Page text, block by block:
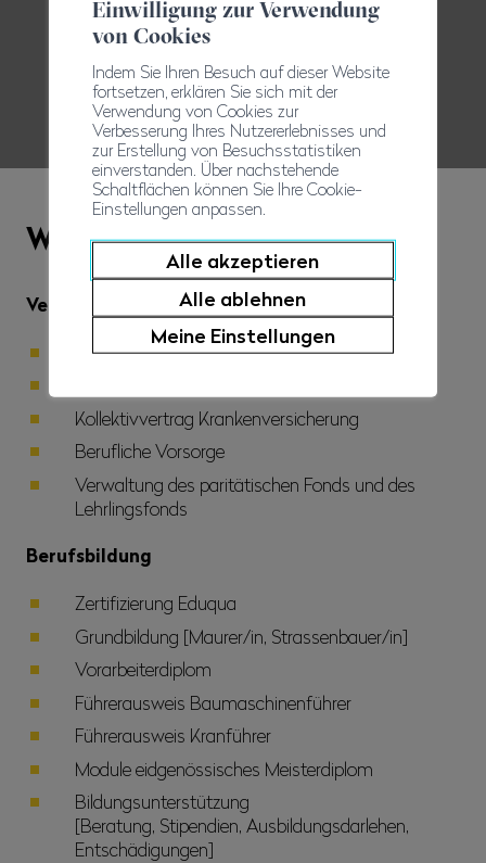
103
Angestellte Lehrer und Experten
Wichtigste Leistungen
Verwaltung
Familienzulagen
Kollektivvertrag Krankenversicherung
Berufliche Vorsorge
Verwaltung des paritätischen Fonds und des
Lehrlingsfonds
Berufsbildung
Zertifizierung Eduqua
Grundbildung [Maurer/in, Strassenbauer/in]
Vorarbeiterdiplom
Führerausweis Baumaschinenführer
Führerausweis Kranführer
Module eidgenössisches Meisterdiplom
Bildungsunterstützung
[Beratung, Stipendien, Ausbildungsdarlehen,
Entschädigungen]
Einwilligung zur Verwendung
von Cookies
Indem Sie Ihren Besuch auf dieser Website
fortsetzen, erklären Sie sich mit der
Verwendung von Cookies zur
Verbesserung Ihres Nutzererlebnisses und
zur Erstellung von Besuchsstatistiken
einverstanden. Über nachstehende
Schaltflächen können Sie Ihre Cookie-
Einstellungen anpassen.
Alle akzeptieren
Alle ablehnen
Meine Einstellungen